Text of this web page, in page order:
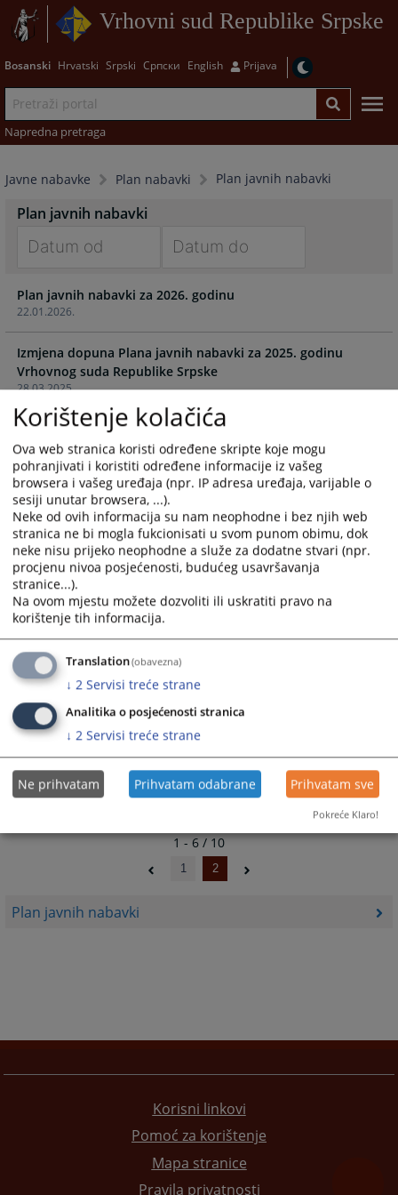
Vrhovni sud Republike Srpske
Bosanski Hrvatski Srpski Српски English Prijava
Napredna pretraga
Javne nabavke Plan nabavki Plan javnih nabavki
Plan javnih nabavki
Plan javnih nabavki
forward
to
interact
with
the
calendar
and
select
a
date.
Press
the
question
mark
key
to
get
the
keyboard
shortcuts
for
changing
dates.
forward
interact
with
the
calendar
and
select
a
date.
Press
the
question
mark
key
get
the
shortcuts
for
changing
22.01.2026.
Plan javnih nabavki za 2026. godinu
28.03.2025.
Izmjena dopuna Plana javnih nabavki za 2025. godinu
Vrhovnog suda Republike Srpske
05.03.2025.
Izmjena dopuna Plana javnih nabavki za 2025. godinu
Vrhovnog suda Republike Srpske
10.02.2025.
Plan javnih nabavki za 2025. godinu Vrhovnog suda
Republike Srpske
15.07.2024.
Izmjena dopuna Plana javnih nabavki za 2024. godinu
Vrhovnog suda Republike Srpske
Izmjena dopuna Plana javnih nabavki za 2024. godinu
Vrhovnog suda Republike Srpske
1 - 6 / 10
1 2
Korisni linkovi
Pomoć za korištenje
Mapa stranice
Pravila privatnosti
Korištenje kolačića
Ova web stranica koristi određene skripte koje mogu
pohranjivati i koristiti određene informacije iz vašeg
browsera i vašeg uređaja (npr. IP adresa uređaja, varijable o
sesiji unutar browsera, ...).
Neke od ovih informacija su nam neophodne i bez njih web
stranica ne bi mogla fukcionisati u svom punom obimu, dok
neke nisu prijeko neophodne a služe za dodatne stvari (npr.
procjenu nivoa posjećenosti, budućeg usavršavanja
stranice...).
Na ovom mjestu možete dozvoliti ili uskratiti pravo na
korištenje tih informacija.
Translation(obavezna)
↓ 2 Servisi treće strane
Analitika o posjećenosti stranica
↓ 2 Servisi treće strane
Ne prihvatam Prihvatam odabrane Prihvatam sve
Pokreće Klaro!